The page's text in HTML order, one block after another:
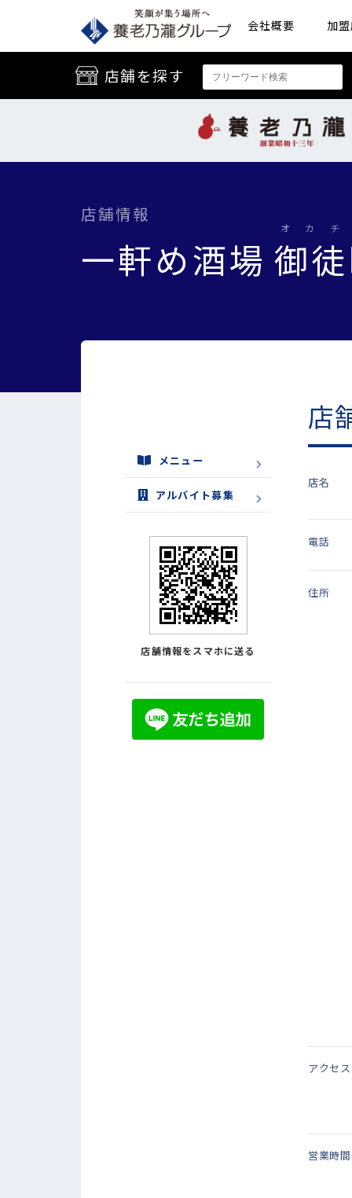
会社概要 加
店舗を探す
店舗情報
一軒め酒場 御
オカ
メニュー
アルバイト募集
店舗情報をスマホに送る
店
店名
電話
住所
アクセス
営業時間